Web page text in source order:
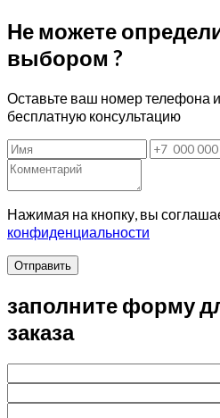
Не можете
выбором ?
Оставьте ваш номер телефона
бесплатную консультацию
Нажимая на кнопку, вы
конфиденциальности
Отправить
заполните форму
заказа